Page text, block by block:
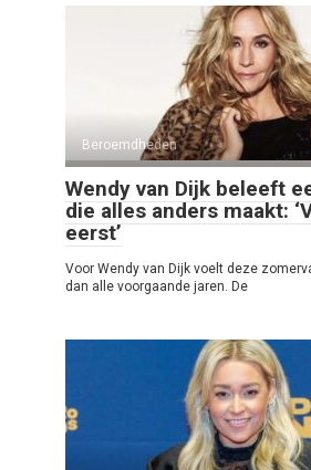
Beroemdheden
Wendy van Dijk beleeft
die alles anders maakt:
eerst’
Voor Wendy van Dijk voelt deze
dan alle voorgaande jaren. De